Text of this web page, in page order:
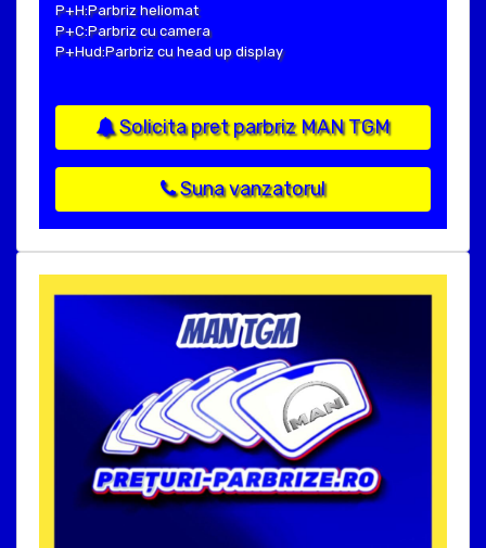
P+H:Parbriz heliomat
P+C:Parbriz cu camera
P+Hud:Parbriz cu head up display
Solicita pret parbriz MAN TGM
Suna vanzatorul